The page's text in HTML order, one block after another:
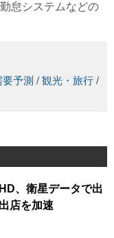
怠システムなどの
要予測 / 観光・旅行 /
、衛星データで出
店を加速